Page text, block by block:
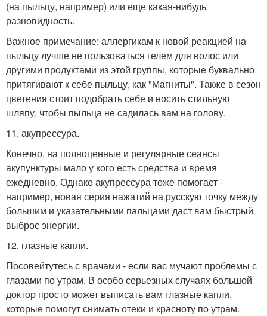
(на пыльцу, например) или еще какая-нибудь
разновидность.
Важное примечание: аллергикам к новой реакцией на
пыльцу лучше не пользоваться гелем для волос или
другими продуктами из этой группы, которые буквально
притягивают к себе пыльцу, как "Магниты". Также в сезон
цветения стоит подобрать себе и носить стильную
шляпу, чтобы пыльца не садилась вам на голову.
11. акупрессура.
Конечно, на полноценные и регулярные сеансы
акупунктуры мало у кого есть средства и время
ежедневно. Однако акупрессура тоже помогает -
например, новая серия нажатий на русскую точку между
большим и указательными пальцами даст вам быстрый
выброс энергии.
12. глазные капли.
Посовейтутесь с врачами - если вас мучают проблемы с
глазами по утрам. В особо серьезных случаях большой
доктор просто может выписать вам глазные капли,
которые помогут снимать отеки и красноту по утрам.